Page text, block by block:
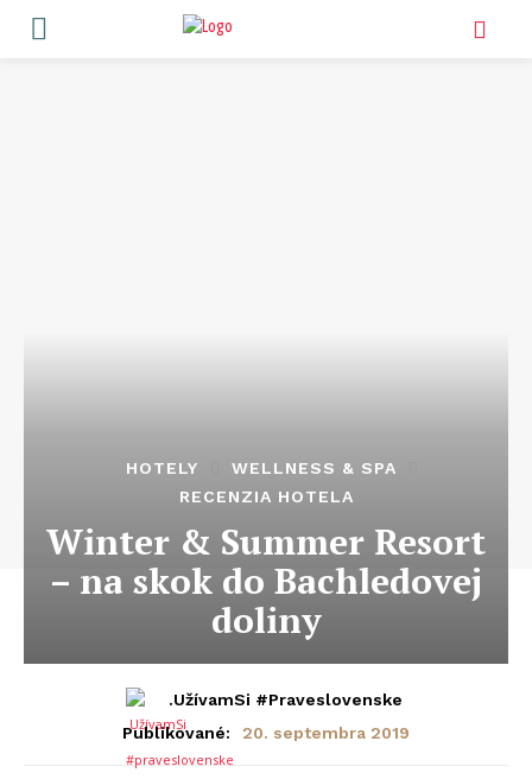
HOTELY
WELLNESS & SPA
RECENZIA HOTELA
Winter & Summer Resort
– na skok do Bachledovej
doliny
.UžívamSi #praveslovenske
Publikované:
20. septembra 2019